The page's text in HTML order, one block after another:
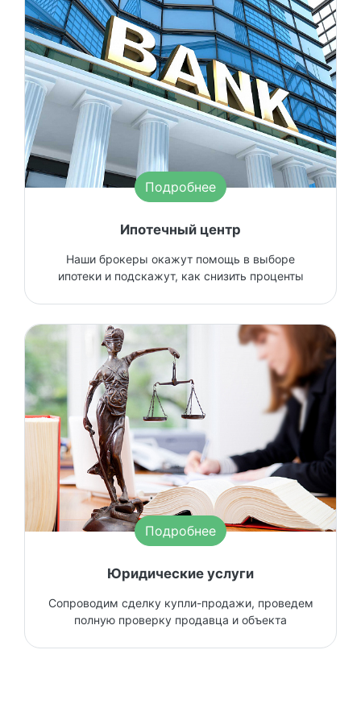
Подробнее
Ипотечный центр
Наши брокеры окажут помощь в выборе
ипотеки и подскажут, как снизить проценты
Подробнее
Юридические услуги
Сопроводим сделку купли-продажи, проведем
полную проверку продавца и объекта